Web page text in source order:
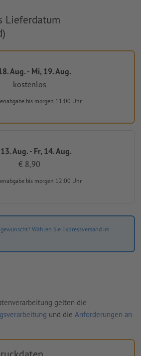
Lieferdatum
Aug. - Mi, 19. Aug.
kostenlos
bis morgen 11:00 Uhr
Aug. - Fr, 14. Aug.
€ 8,90
bis morgen 12:00 Uhr
Wählen Sie Expressversand im
gelten die
und die Anforderungen an